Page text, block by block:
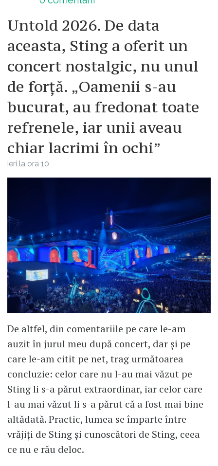
Untold 2026. De data
aceasta, Sting a oferit un
concert nostalgic, nu unul
de forță. „Oamenii s-au
bucurat, au fredonat toate
refrenele, iar unii aveau
chiar lacrimi în ochi”
ieri la ora 10
De altfel, din comentariile pe care le-am
auzit în jurul meu după concert, dar și pe
care le-am citit pe net, trag următoarea
concluzie: celor care nu l-au mai văzut pe
Sting li s-a părut extraordinar, iar celor care
l-au mai văzut li s-a părut că a fost mai bine
altădată. Practic, lumea se împarte între
vrăjiți de Sting și cunoscători de Sting, ceea
ce nu e rău deloc.